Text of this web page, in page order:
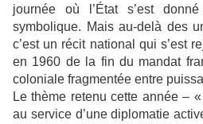
journée où l’État s’est
symbolique. Mais au-delà des
c’est un récit national qui s’est
en 1960 de la fin du mandat
coloniale fragmentée entre
Le thème retenu cette année –
au service d’une diplomatie